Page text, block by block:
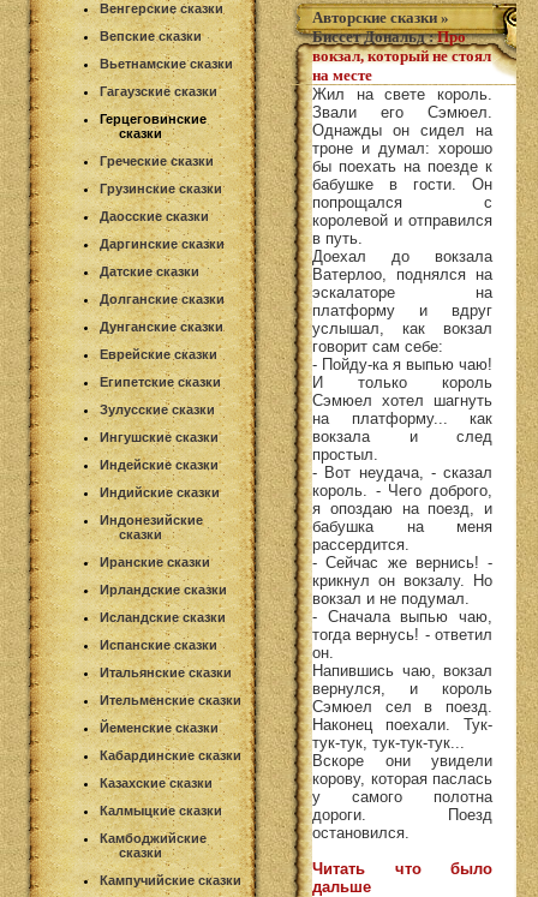
Венгерские сказки
Вепские сказки
Вьетнамские сказки
Гагаузские сказки
Герцеговинские
сказки
Греческие сказки
Грузинские сказки
Даосские сказки
Даргинские сказки
Датские сказки
Долганские сказки
Дунганские сказки
Еврейские сказки
Египетские сказки
Зулусские сказки
Ингушские сказки
Индейские сказки
Индийские сказки
Индонезийские
сказки
Иранские сказки
Ирландские сказки
Исландские сказки
Испанские сказки
Итальянские сказки
Ительменские сказки
Йеменские сказки
Кабардинские сказки
Казахские сказки
Калмыцкие сказки
Камбоджийские
сказки
Кампучийские сказки
Авторские сказки »
Биссет Дональд:Про
вокзал, который не стоял
на месте
Жил на свете король.
Звали его Сэмюел.
Однажды он сидел на
троне и думал: хорошо
бы поехать на поезде к
бабушке в гости. Он
попрощался с
королевой и отправился
в путь.
Доехал до вокзала
Ватерлоо, поднялся на
эскалаторе на
платформу и вдруг
услышал, как вокзал
говорит сам себе:
- Пойду-ка я выпью чаю!
И только король
Сэмюел хотел шагнуть
на платформу... как
вокзала и след
простыл.
- Вот неудача, - сказал
король. - Чего доброго,
я опоздаю на поезд, и
бабушка на меня
рассердится.
- Сейчас же вернись! -
крикнул он вокзалу. Но
вокзал и не подумал.
- Сначала выпью чаю,
тогда вернусь! - ответил
он.
Напившись чаю, вокзал
вернулся, и король
Сэмюел сел в поезд.
Наконец поехали. Тук-
тук-тук, тук-тук-тук...
Вскоре они увидели
корову, которая паслась
у самого полотна
дороги. Поезд
остановился.
Читать что было
дальше